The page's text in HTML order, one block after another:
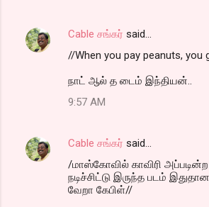
Cable சங்கர் said…
//When you pay peanuts, you
நாட் ஆல் த டைம் இந்தியன்..
9:57 AM
Cable சங்கர் said…
/மாஸ்கோவில் காவிரி
நடிச்சிட்டு இருந்த படம்
வேறா கேபிள்//